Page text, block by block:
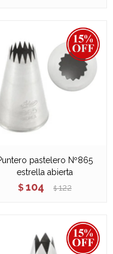
pastelero Nº865
estrella abierta
$ 104 $ 122